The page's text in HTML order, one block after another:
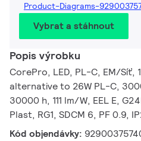
Product-Diagrams-
Vybrat a stáhnout
Popis výrobku
CorePro, LED, PL-C, EM/Síť,
alternative to 26W PL-C,
30000 h, 111 lm/W, EEL E,
Plast, RG1, SDCM 6, PF 0.9,
Kód objendávky: